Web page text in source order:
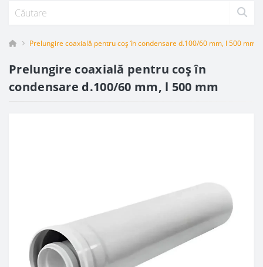
Prelungire coaxială pentru coș în condensare d.100/60 mm, l 500 mm
Prelungire coaxială pentru coș în
condensare d.100/60 mm, l 500 mm